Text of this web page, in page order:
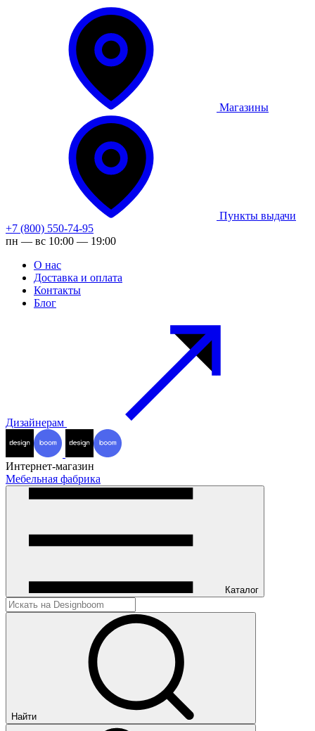
Магазины
Пункты выдачи
+7 (800) 550-74-95
пн — вс 10:00 — 19:00
О нас
Доставка и оплата
Контакты
Блог
Дизайнерам
Интернет-магазин
Мебельная фабрика
Каталог
Найти